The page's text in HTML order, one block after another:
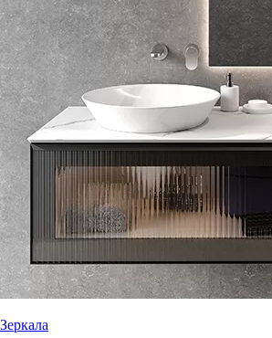
Зеркала